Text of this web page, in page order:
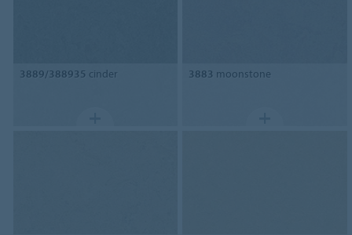
3889/388935 cinder 3883 moonstone